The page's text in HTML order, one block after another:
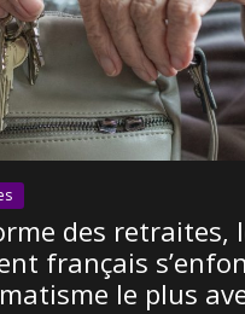
des retraites,
français
le plus